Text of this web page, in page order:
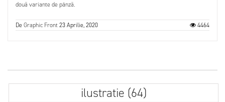
două variante de pânză.
DeGraphic Front23 Aprilie, 2020 4464
ilustratie (64)